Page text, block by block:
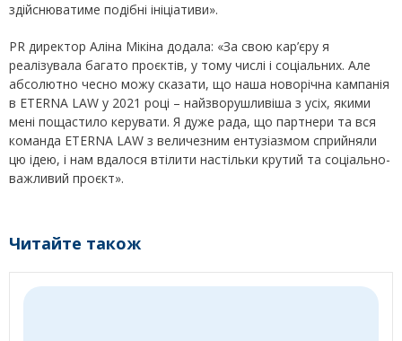
здійснюватиме подібні ініціативи».
PR директор Аліна Мікіна додала: «За свою кар’єру я
реалізувала багато проєктів, у тому числі і соціальних. Але
абсолютно чесно можу сказати, що наша новорічна кампанія
в ETERNA LAW у 2021 році – найзворушливіша з усіх, якими
мені пощастило керувати. Я дуже рада, що партнери та вся
команда ETERNA LAW з величезним ентузіазмом сприйняли
цю ідею, і нам вдалося втілити настільки крутий та соціально-
важливий проєкт».
Читайте також